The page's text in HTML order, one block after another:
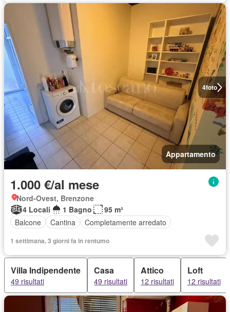
4foto
Appartamento
1.000 €/al mese
Nord-Ovest, Brenzone
4 Locali
1 Bagno
95 m²
Balcone
Cantina Completamente arredato
1 settimana, 3 giorni fa in rentumo
Villa Indipendente
49 risultati
Casa
49 risultati
Attico
12 risultati
Loft
12 risultati